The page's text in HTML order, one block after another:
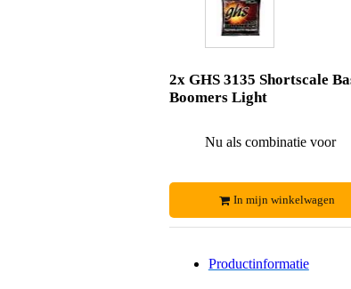
2x GHS 3135 Shortscale
Boomers Light
Nu als combinatie voor
In mijn winkelwagen
Productinformatie